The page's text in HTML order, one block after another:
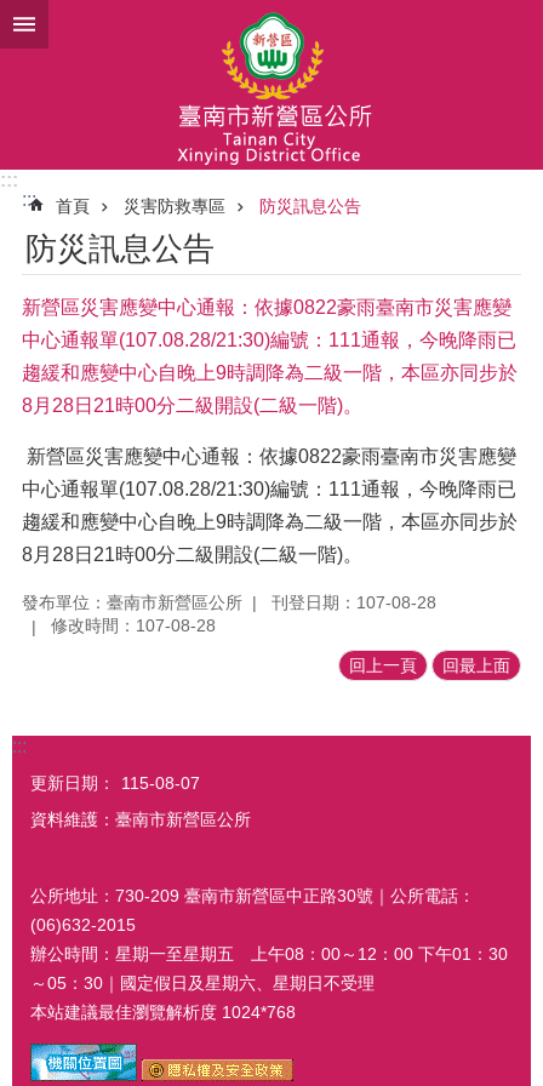
跳到主要內容區塊
:::
:::
首頁 災害防救專區 防災訊息公告
防災訊息公告
新營區災害應變中心通報：依據0822豪雨臺南市災害應變
中心通報單(107.08.28/21:30)編號：111通報，今晚降雨已
趨緩和應變中心自晚上9時調降為二級一階，本區亦同步於
8月28日21時00分二級開設(二級一階)。
新營區災害應變中心通報：依據0822豪雨臺南市災害應變
中心通報單(107.08.28/21:30)編號：111通報，今晚降雨已
趨緩和應變中心自晚上9時調降為二級一階，本區亦同步於
8月28日21時00分二級開設(二級一階)。
發布單位：臺南市新營區公所
刊登日期：107-08-28
修改時間：107-08-28
回上一頁 回最上面
:::
更新日期：
115-08-07
資料維護：臺南市新營區公所
公所地址：730-209 臺南市新營區中正路30號｜公所電話：
(06)632-2015
辦公時間：星期一至星期五 上午08：00～12：00 下午01：30
～05：30｜國定假日及星期六、星期日不受理
本站建議最佳瀏覽解析度 1024*768